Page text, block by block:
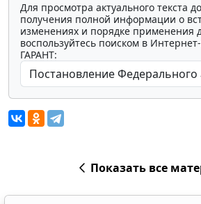
Для просмотра актуального текста
получения полной информации о
изменениях и порядке применения
воспользуйтесь поиском в
ГАРАНТ:
Показать все